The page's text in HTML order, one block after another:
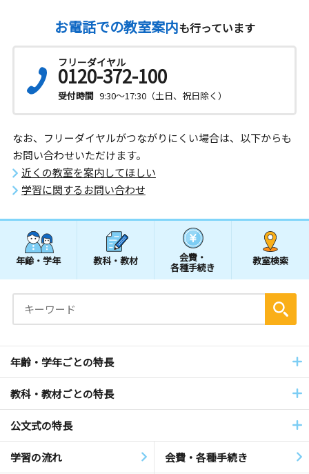
お電話での教室案内も行っています
フリーダイヤル
0120-372-100
受付時間 9:30～17:30（土日、祝日除く）
なお、フリーダイヤルがつながりにくい場合は、以下からも
お問い合わせいただけます。
近くの教室を案内してほしい
学習に関するお問い合わせ
年齢・学年 教科・教材 会費・
各種手続き
教室検索
年齢・学年ごとの特長
教科・教材ごとの特長
公文式の特長
学習の流れ 会費・各種手続き